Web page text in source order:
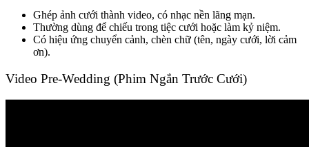
Ghép ảnh cưới thành video, có nhạc nền lãng mạn.
Thường dùng để chiếu trong tiệc cưới hoặc làm kỷ niệm.
Có hiệu ứng chuyển cảnh, chèn chữ (tên, ngày cưới, lời cảm
ơn).
Video Pre-Wedding (Phim Ngắn Trước Cưới)